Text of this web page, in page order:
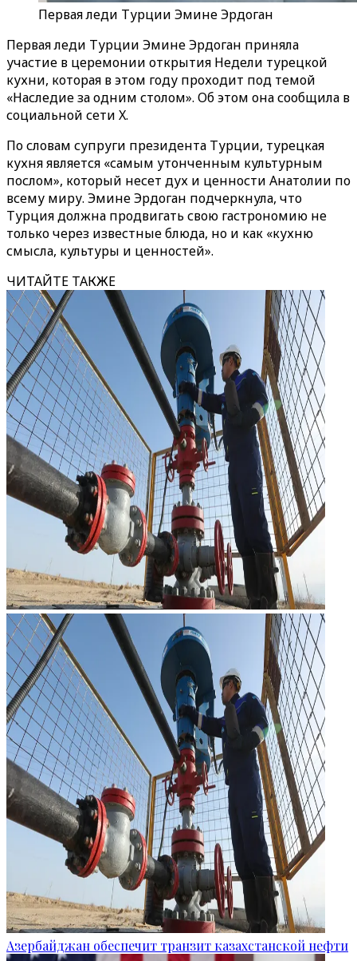
Первая леди Турции Эмине Эрдоган
Первая леди Турции Эмине Эрдоган приняла
участие в церемонии открытия Недели турецкой
кухни, которая в этом году проходит под темой
«Наследие за одним столом». Об этом она сообщила в
социальной сети X.
По словам супруги президента Турции, турецкая
кухня является «самым утонченным культурным
послом», который несет дух и ценности Анатолии по
всему миру. Эмине Эрдоган подчеркнула, что
Турция должна продвигать свою гастрономию не
только через известные блюда, но и как «кухню
смысла, культуры и ценностей».
ЧИТАЙТЕ ТАКЖЕ
Азербайджан обеспечит транзит казахстанской нефти